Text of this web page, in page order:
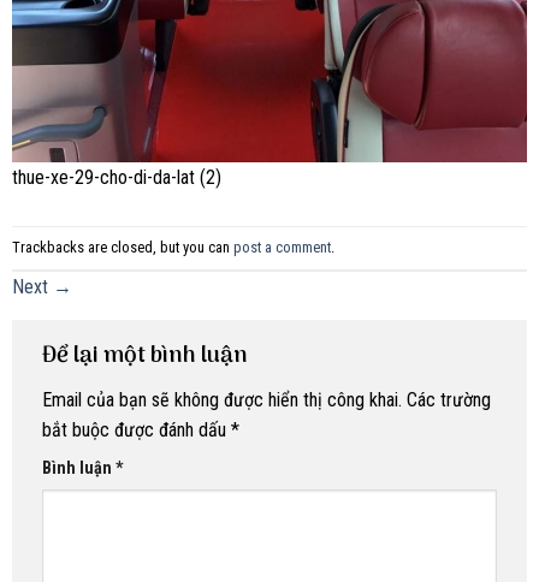
thue-xe-29-cho-di-da-lat (2)
Trackbacks are closed, but you can post a comment
Next →
Để lại một bình luận
Email của bạn sẽ không được hiển thị công khai. Các trường
bắt buộc được đánh dấu *
Bình luận *